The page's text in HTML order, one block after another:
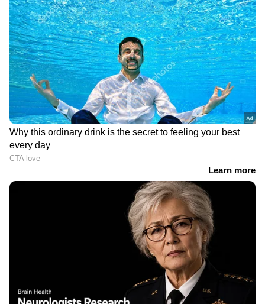
International Newsഅറിയാൻ എപ്പോഴും
ഏഷ്യാനെറ്റ് ന്യൂസ് വാർത്തകൾ.Malayalam
Live Newsതത്സമയ അപ്‌ഡേറ്റുകളും
ആഴത്തിലുള്ള വിശകലനവും സമഗ്രമായ
റിപ്പോർട്ടിംഗും — എല്ലാം ഒരൊറ്റ സ്ഥലത്ത്.
ഏത് സമയത്തും, എവിടെയും
വിശ്വസനീയമായ വാർത്തകൾ ലഭിക്കാൻ
Asianet News Malayalam